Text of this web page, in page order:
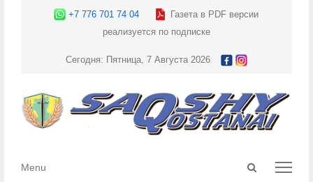
+7 776 701 74 04
Газета в PDF версии
реализуется по подписке
Сегодня: Пятница, 7 Августа 2026
Open
Menu
Menu